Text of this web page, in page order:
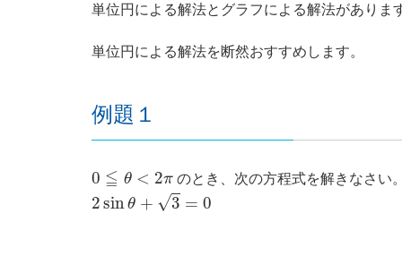
単位円による解法とグラフによる解法がありま
単位円による解法を断然おすすめします。
例題１
0 ≦ θ < 2π
0 ≦θ <2 のとき、次の方程式を解きなさい。
2sinθ + √3 = 0
sin 0